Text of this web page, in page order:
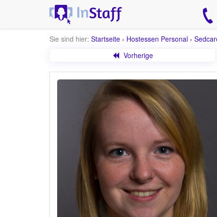
Sie sind hier: Startseite › Hostessen Personal ›
Vorherige